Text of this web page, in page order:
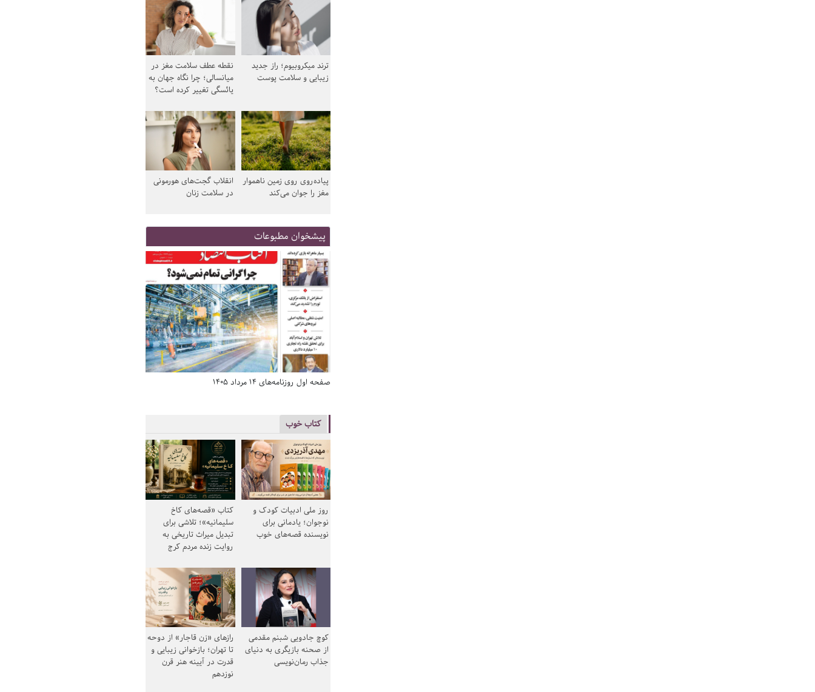
ترند میکروبیوم؛ راز جدید
زیبایی و سلامت پوست
نقطه عطف سلامت مغز در
میانسالی؛ چرا نگاه جهان به
یائسگی تغییر کرده است؟
پیاده‌روی روی زمین ناهموار
مغز را جوان می‌کند
انقلاب گجت‌های هورمونی
در سلامت زنان
پیشخوان مطبوعات
صفحه اول روزنامه‌های 14 مرداد 1405
کتاب خوب
روز ملی ادبیات کودک و
نوجوان؛ یادمانی برای
نویسنده قصه‌های خوب
کتاب «قصه‌های کاخ
سلیمانیه»؛ تلاشی برای
تبدیل میراث تاریخی به
روایت زنده مردم کرج
کوچ جادویی شبنم مقدمی
از صحنه بازیگری به دنیای
جذاب رمان‌نویسی
رازهای «زن قاجار» از دوحه
تا تهران؛ بازخوانی زیبایی و
قدرت در آیینه هنر قرن
نوزدهم